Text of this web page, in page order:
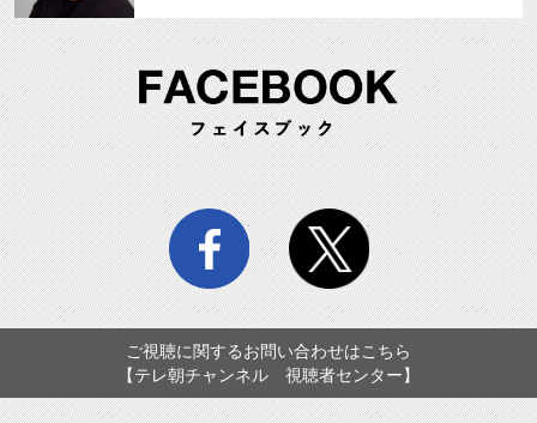
facebook twitter
ご視聴に関するお問い合わせはこちら
【テレ朝チャンネル 視聴者センター】